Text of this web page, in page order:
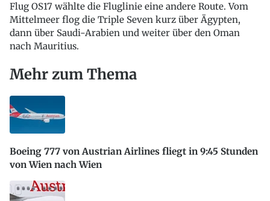
Flug OS17 wählte die Fluglinie eine andere Route. Vom
Mittelmeer flog die Triple Seven kurz über Ägypten,
dann über Saudi-Arabien und weiter über den Oman
nach Mauritius.
Mehr zum Thema
Boeing 777 von Austrian Airlines fliegt in 9:45 Stunden
von Wien nach Wien